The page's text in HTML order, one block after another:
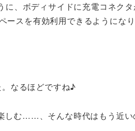
、ボディサイドに充電コネクタ
ースを有効利用できるようにな
なるほどですね♪
む……、そんな時代はもう近い